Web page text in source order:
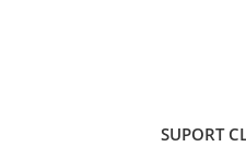
SUPORT